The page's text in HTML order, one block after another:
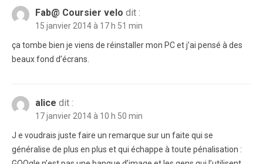
Fab@ Coursier velo dit :
15 janvier 2014 à 17 h 51 min
ça tombe bien je viens de réinstaller mon PC et j’ai pensé à des
beaux fond d’écrans.
alice dit :
17 janvier 2014 à 10 h 50 min
J e voudrais juste faire un remarque sur un faite qui se
généralise de plus en plus et qui échappe à toute pénalisation :